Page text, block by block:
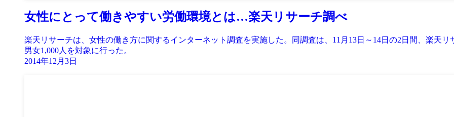
女性にとって働きやすい労働環境とは…楽天リサーチ調べ
楽天リサーチは、女性の働き方に関するインターネット調査を実施した。同調査は、11月13日～14日の2日間、楽天
男女1,000人を対象に行った。
2014年12月3日